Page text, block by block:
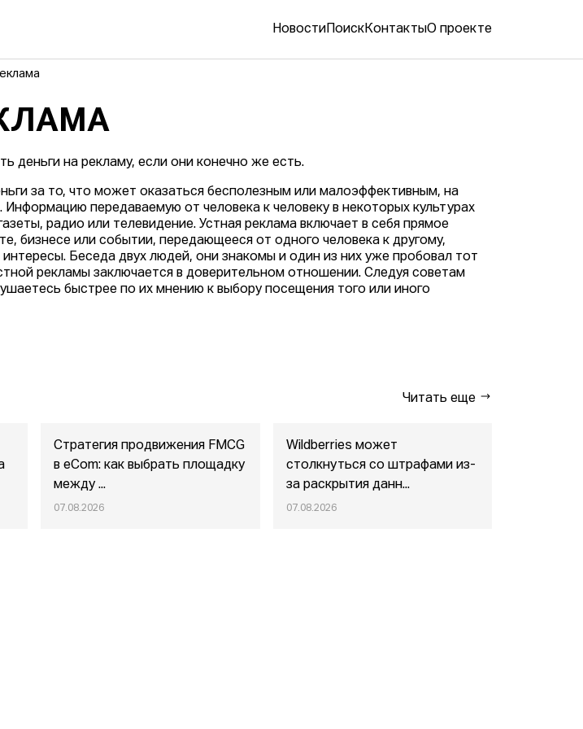
Новости ПоискКонтактыО проекте
деньги на рекламу, если они конечно же есть.
за то, что может оказаться бесполезным или малоэффективным, на
передаваемую от человека к человеку в некоторых культурах
радио или телевидение. Устная реклама включает в себя прямое
бизнесе или событии, передающееся от одного человека к другому,
Беседа двух людей, они знакомы и один из них уже пробовал тот
рекламы заключается в доверительном отношении. Следуя советам
быстрее по их мнению к выбору посещения того или иного
Читать еще
Стратегия продвижения FMCG
в eСom: как выбрать площадку
между ...
07.08.2026
Wildberries может
столкнуться со штрафами из-
за раскрытия данн...
07.08.2026